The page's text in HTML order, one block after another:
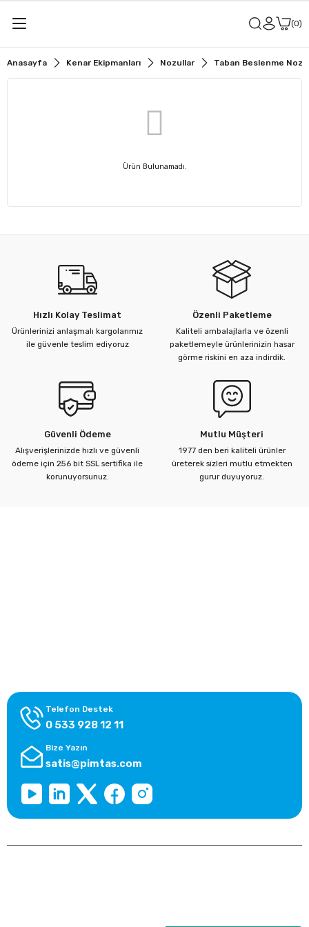
0
Anasayfa Kenar Ekipmanları Nozullar Taban Beslenme
Ürün Bulunamadı.
Hızlı Kolay Teslimat
Ürünlerinizi anlaşmalı kargolarımız
ile güvenle teslim ediyoruz
Özenli Paketleme
Kaliteli ambalajlarla ve özenli
paketlemeyle ürünlerinizin hasar
görme riskini en aza indirdik.
Güvenli Ödeme
Alışverişlerinizde hızlı ve güvenli
ödeme için 256 bit SSL sertifika ile
korunuyorsunuz.
Mutlu Müşteri
1977 den beri kaliteli ürünler
üreterek sizleri mutlu etmekten
gurur duyuyoruz.
Telefon Destek
0 533 928 12 11
Bize Yazın
satis@pimtas.com